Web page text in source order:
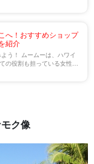
へ！おすすめショップ
紹介
う！ ムームーは、ハワイ
の役割も担っている女性用
ク像